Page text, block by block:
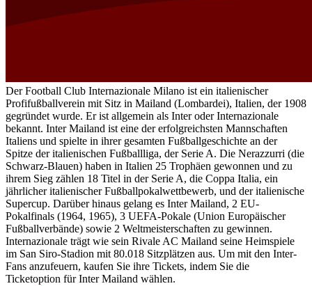
Der Football Club Internazionale Milano ist ein italienischer
Profifußballverein mit Sitz in Mailand (Lombardei), Italien, der 1908
gegründet wurde. Er ist allgemein als Inter oder Internazionale
bekannt. Inter Mailand ist eine der erfolgreichsten Mannschaften
Italiens und spielte in ihrer gesamten Fußballgeschichte an der
Spitze der italienischen Fußballliga, der Serie A. Die Nerazzurri (die
Schwarz-Blauen) haben in Italien 25 Trophäen gewonnen und zu
ihrem Sieg zählen 18 Titel in der Serie A, die Coppa Italia, ein
jährlicher italienischer Fußballpokalwettbewerb, und der italienische
Supercup. Darüber hinaus gelang es Inter Mailand, 2 EU-
Pokalfinals (1964, 1965), 3 UEFA-Pokale (Union Europäischer
Fußballverbände) sowie 2 Weltmeisterschaften zu gewinnen.
Internazionale trägt wie sein Rivale AC Mailand seine Heimspiele
im San Siro-Stadion mit 80.018 Sitzplätzen aus. Um mit den Inter-
Fans anzufeuern, kaufen Sie ihre Tickets, indem Sie die
Ticketoption für Inter Mailand wählen.